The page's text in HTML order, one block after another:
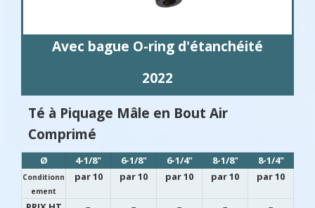
Avec bague O-ring d'étanchéité
2022
Té à Piquage Mâle en Bout Air
Comprimé
Ø 4-1/8" 6-1/8" 6-1/4" 8-1/8" 8-1/4"
Conditionn
ement
par 10 par 10 par 10 par 10 par 10